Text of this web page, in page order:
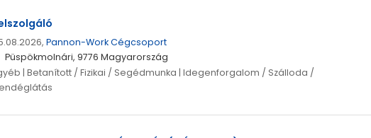
Pannon-Work Cégcsoport
Püspökmolnári, 9776 Magyarország
| Betanított / Fizikai / Segédmunka | Idegenforgalom / Szálloda /